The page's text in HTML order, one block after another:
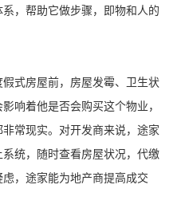
，帮助它做步骤，即物和人的
式房屋前，房屋发霉、卫生状
响着他是否会购买这个物业，
常现实。对开发商来说，途家
统，随时查看房屋状况，代缴
，途家能为地产商提高成交